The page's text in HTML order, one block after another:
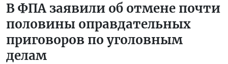
В ФПА заявили об отмене почти
половины оправдательных
приговоров по уголовным
делам